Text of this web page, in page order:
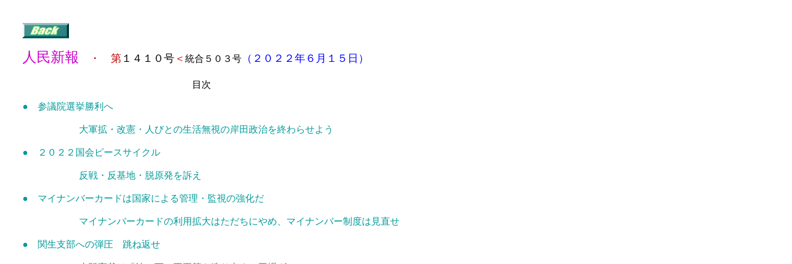
人民新報 ・ 第１４１０号＜ 統合５０３号（２０２２年６月１５日）
目次
● 参議院選挙勝利へ
大軍拡・改憲・人びとの生活無視の岸田政治を終わらせよう
● ２０２２国会ピースサイクル
反戦・反基地・脱原発を訴え
● マイナンバーカードは国家による管理・監視の強化だ
マイナンバーカードの利用拡大はただちにやめ、マイナンバー制度は見直せ
● 関生支部への弾圧 跳ね返せ